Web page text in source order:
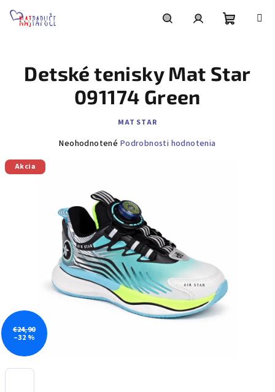
košík
Detské tenisky Mat Star
091174 Green
MAT STAR
Priemerné
5
hviezdičiek.
Neohodnotené Podrobnosti hodnotenia
Akcia
€24,90
–32 %